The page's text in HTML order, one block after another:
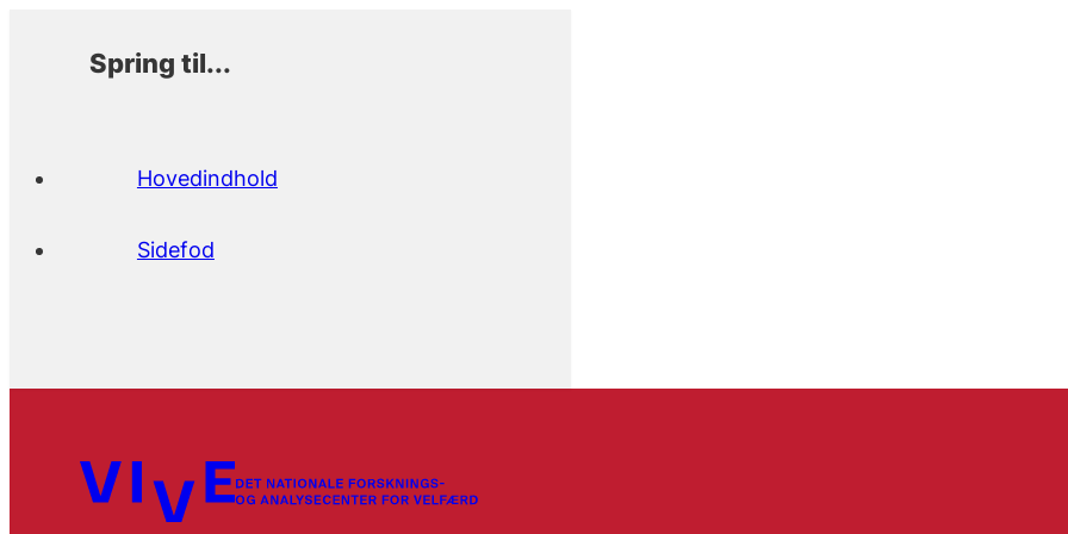
Spring til...
Hovedindhold
Sidefod